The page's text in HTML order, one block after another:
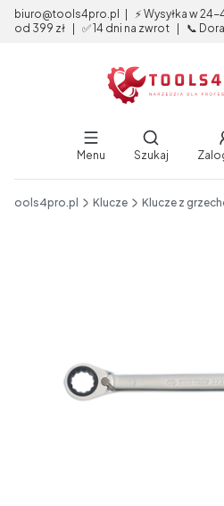
biuro@tools4pro.pl | ⚡ Wysyłka w
od 399 zł | ✅ 14 dni na zwrot | 📞
Menu
Otwórz
Szukaj
tools4pro.pl Klucze Klucze z